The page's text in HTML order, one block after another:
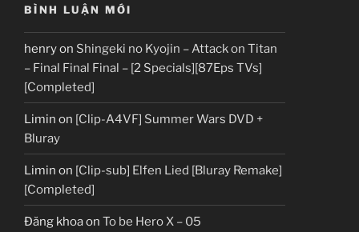
BÌNH LUẬN MỚI
henryon Shingeki no Kyojin – Attack on Titan
– Final Final Final – [2 Specials][87Eps TVs]
[Completed]
Limin on [Clip-A4VF] Summer Wars DVD +
Bluray
Limin on [Clip-sub] Elfen Lied [Bluray Remake]
[Completed]
Đăng khoaon To be Hero X – 05